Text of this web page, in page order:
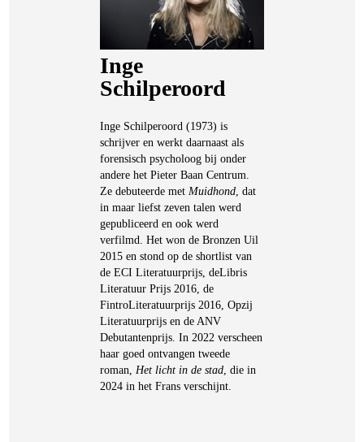
Inge
Schilperoord
Inge Schilperoord (1973) is
schrijver en werkt daarnaast als
forensisch psycholoog bij onder
andere het Pieter Baan Centrum.
Ze debuteerde met Muidhond , dat
in maar liefst zeven talen werd
gepubliceerd en ook werd
verfilmd. Het won de Bronzen Uil
2015 en stond op de shortlist van
de ECI Literatuurprijs, deLibris
Literatuur Prijs 2016, de
FintroLiteratuurprijs 2016, Opzij
Literatuurprijs en de ANV
Debutantenprijs. In 2022 verscheen
haar goed ontvangen tweede
roman, Het licht in de stad , die in
2024 in het Frans verschijnt.